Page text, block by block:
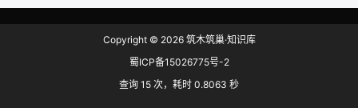
Copyright © 2026筑木筑巢·知识库
蜀ICP备15026775号-2
查询 15 次，耗时 0.8063 秒